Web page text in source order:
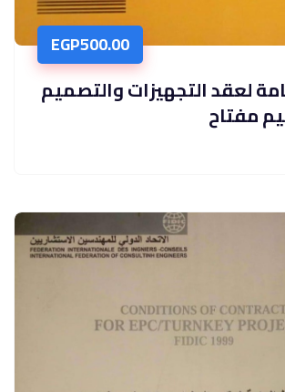
EGP500.00
لعقد التجهيزات والتصميم
مفتاح